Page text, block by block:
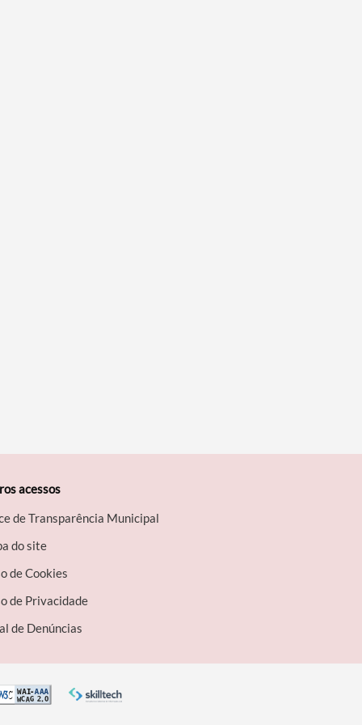
acessos
de Transparência Municipal
do site
de Cookies
de Privacidade
de Denúncias